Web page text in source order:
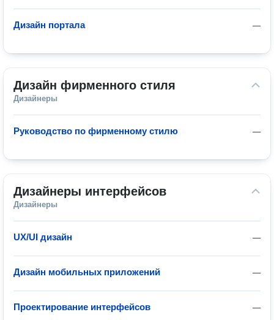
—
Дизайн портала
Дизайн фирменного стиля
Дизайнеры
—
Руководство по фирменному стилю
Дизайнеры интерфейсов
Дизайнеры
—
UX/UI дизайн
—
Дизайн мобильных приложений
—
Проектирование интерфейсов